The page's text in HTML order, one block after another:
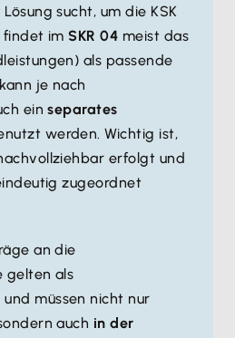
sucht, um die KSK
findet imSKR 04 meist das
als passende
je nach
einseparates
werden. Wichtig ist,
erfolgt und
zugeordnet
an die
gelten als
und müssen nicht nur
auch in der